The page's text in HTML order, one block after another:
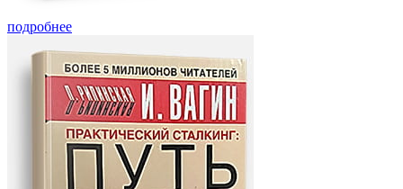
подробнее